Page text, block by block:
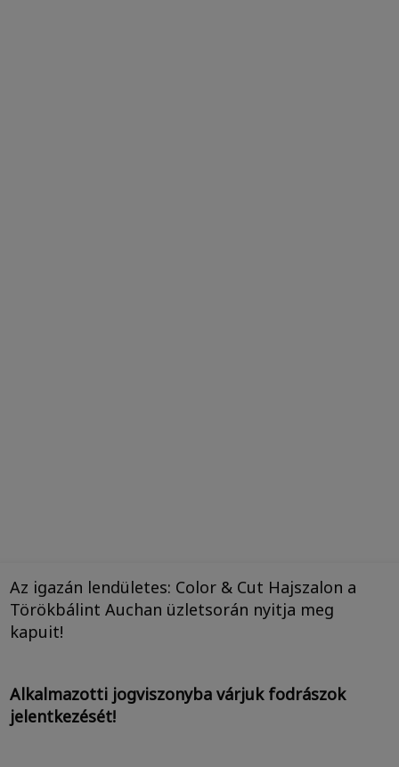
Az igazán lendületes: Color & Cut Hajszalon a
Törökbálint Auchan üzletsorán nyitja meg
kapuit!
Alkalmazotti jogviszonyba várjuk fodrászok
jelentkezését!